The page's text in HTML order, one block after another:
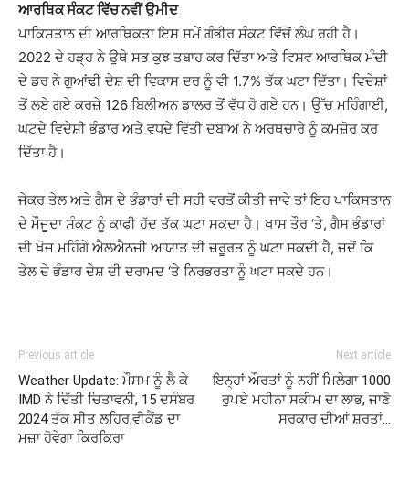
ਆਰਥਿਕ ਸੰਕਟ ਵਿੱਚ ਨਵੀਂ ਉਮੀਦ
ਪਾਕਿਸਤਾਨ ਦੀ ਆਰਥਿਕਤਾ ਇਸ ਸਮੇਂ ਗੰਭੀਰ ਸੰਕਟ ਵਿੱਚੋਂ ਲੰਘ ਰਹੀ ਹੈ।
2022 ਦੇ ਹੜ੍ਹ ਨੇ ਉਥੇ ਸਭ ਕੁਝ ਤਬਾਹ ਕਰ ਦਿੱਤਾ ਅਤੇ ਵਿਸ਼ਵ ਆਰਥਿਕ ਮੰਦੀ
ਦੇ ਡਰ ਨੇ ਗੁਆਂਢੀ ਦੇਸ਼ ਦੀ ਵਿਕਾਸ ਦਰ ਨੂੰ ਵੀ 1.7% ਤੱਕ ਘਟਾ ਦਿੱਤਾ। ਵਿਦੇਸ਼ਾਂ
ਤੋਂ ਲਏ ਗਏ ਕਰਜ਼ੇ 126 ਬਿਲੀਅਨ ਡਾਲਰ ਤੋਂ ਵੱਧ ਹੋ ਗਏ ਹਨ। ਉੱਚ ਮਹਿੰਗਾਈ,
ਘਟਦੇ ਵਿਦੇਸ਼ੀ ਭੰਡਾਰ ਅਤੇ ਵਧਦੇ ਵਿੱਤੀ ਦਬਾਅ ਨੇ ਅਰਥਚਾਰੇ ਨੂੰ ਕਮਜ਼ੋਰ ਕਰ
ਦਿੱਤਾ ਹੈ।
ਜੇਕਰ ਤੇਲ ਅਤੇ ਗੈਸ ਦੇ ਭੰਡਾਰਾਂ ਦੀ ਸਹੀ ਵਰਤੋਂ ਕੀਤੀ ਜਾਵੇ ਤਾਂ ਇਹ ਪਾਕਿਸਤਾਨ
ਦੇ ਮੌਜੂਦਾ ਸੰਕਟ ਨੂੰ ਕਾਫੀ ਹੱਦ ਤੱਕ ਘਟਾ ਸਕਦਾ ਹੈ। ਖਾਸ ਤੌਰ ‘ਤੇ, ਗੈਸ ਭੰਡਾਰਾਂ
ਦੀ ਖੋਜ ਮਹਿੰਗੇ ਐਲਐਨਜੀ ਆਯਾਤ ਦੀ ਜ਼ਰੂਰਤ ਨੂੰ ਘਟਾ ਸਕਦੀ ਹੈ, ਜਦੋਂ ਕਿ
ਤੇਲ ਦੇ ਭੰਡਾਰ ਦੇਸ਼ ਦੀ ਦਰਾਮਦ ‘ਤੇ ਨਿਰਭਰਤਾ ਨੂੰ ਘਟਾ ਸਕਦੇ ਹਨ।
Previous article
Weather Update: ਮੌਸਮ ਨੂੰ ਲੈ ਕੇ
IMD ਨੇ ਦਿੱਤੀ ਚਿਤਾਵਨੀ, 15 ਦਸੰਬਰ
2024 ਤੱਕ ਸੀਤ ਲਹਿਰ,ਵੀਕੈਂਡ ਦਾ
ਮਜ਼ਾ ਹੋਵੇਗਾ ਕਿਰਕਿਰਾ
Next article
ਇਨ੍ਹਾਂ ਔਰਤਾਂ ਨੂੰ ਨਹੀਂ ਮਿਲੇਗਾ 1000
ਰੁਪਏ ਮਹੀਨਾ ਸਕੀਮ ਦਾ ਲਾਭ, ਜਾਣੋ
ਸਰਕਾਰ ਦੀਆਂ ਸ਼ਰਤਾਂ…